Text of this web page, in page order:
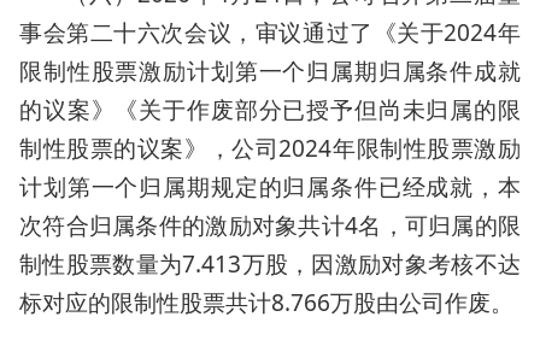
事会第二十六次会议，审议通过了《关于2024年
限制性股票激励计划第一个归属期归属条件成就
的议案》《关于作废部分已授予但尚未归属的限
制性股票的议案》，公司2024年限制性股票激励
计划第一个归属期规定的归属条件已经成就，本
次符合归属条件的激励对象共计4名，可归属的限
制性股票数量为7.413万股，因激励对象考核不达
标对应的限制性股票共计8.766万股由公司作废。